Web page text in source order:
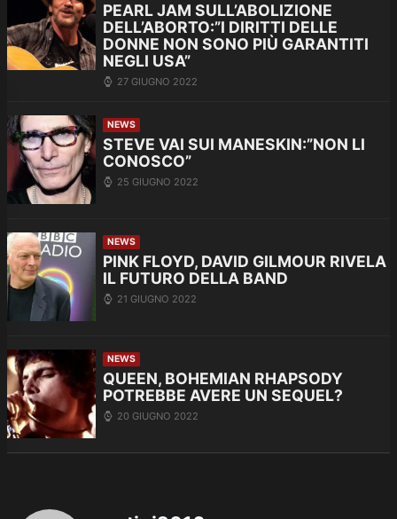
PEARL JAM SULL’ABOLIZIONE
DELL’ABORTO:”I DIRITTI DELLE
DONNE NON SONO PIÙ GARANTITI
NEGLI USA”
27 GIUGNO 2022
NEWS
STEVE VAI SUI MANESKIN:”NON LI
CONOSCO”
25 GIUGNO 2022
NEWS
PINK FLOYD, DAVID GILMOUR RIVELA
IL FUTURO DELLA BAND
21 GIUGNO 2022
NEWS
QUEEN, BOHEMIAN RHAPSODY
POTREBBE AVERE UN SEQUEL?
20 GIUGNO 2022